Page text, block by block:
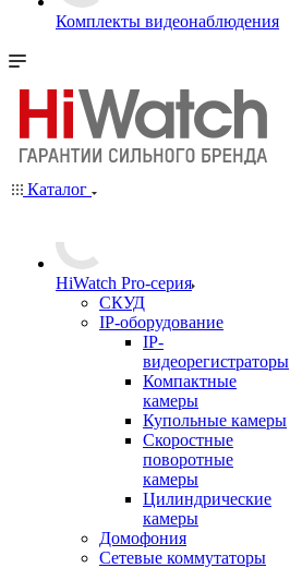
Комплекты видеонаблюдения
Каталог
HiWatch Pro-серия
CКУД
IP-оборудование
IP-
видеорегистраторы
Компактные
камеры
Купольные камеры
Скоростные
поворотные
камеры
Цилиндрические
камеры
Домофония
Сетевые коммутаторы